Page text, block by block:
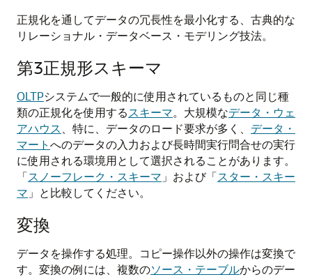
正規化を通してデータの冗長性を最小化する、古典的な
リレーショナル・データベース・モデリング技法。
第3正規形スキーマ
OLTPシステムで一般的に使用されているものと同じ種
類の正規化を使用するスキーマ。大規模なデータ・ウェ
アハウス 、特に、データのロード要求が多く、 データ・
マートへのデータの入力および長時間実行問合せの実行
に使用される環境用として選択されることがあります。
「スノーフレーク・スキーマ 」および「スター・スキー
マ 」と比較してください。
変換
データを操作する処理。コピー操作以外の操作は変換で
す。変換の例には、複数のソース・テーブルからのデー